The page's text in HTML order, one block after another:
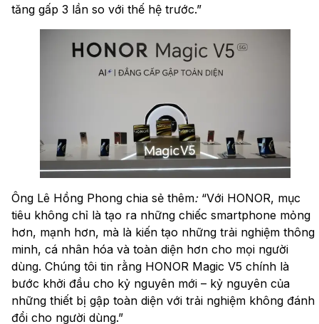
tăng gấp 3 lần so với thế hệ trước.”
Ông Lê Hồng Phong chia sẻ thêm: “Với HONOR, mục
tiêu không chỉ là tạo ra những chiếc smartphone mỏng
hơn, mạnh hơn, mà là kiến tạo những trải nghiệm thông
minh, cá nhân hóa và toàn diện hơn cho mọi người
dùng. Chúng tôi tin rằng HONOR Magic V5 chính là
bước khởi đầu cho kỷ nguyên mới – kỷ nguyên của
những thiết bị gập toàn diện với trải nghiệm không đánh
đổi cho người dùng.”